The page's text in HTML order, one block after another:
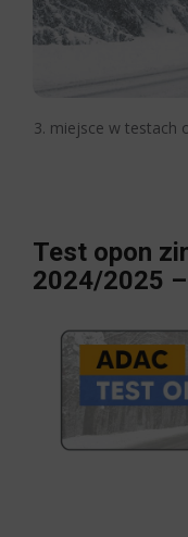
3. miejsce w testach
Test opon
2024/2025